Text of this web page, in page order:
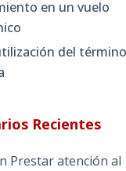
en un vuelo
del término
Recientes
Prestar atención al